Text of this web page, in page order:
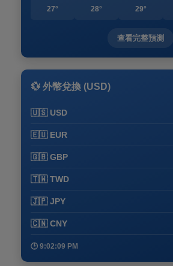
27°
28°
29°
查看完整預測
💱 外幣兌換 (USD)
🇺🇸 USD
🇪🇺 EUR
🇬🇧 GBP
🇹🇼 TWD
🇯🇵 JPY
🇨🇳 CNY
🕒 9:02:09 PM